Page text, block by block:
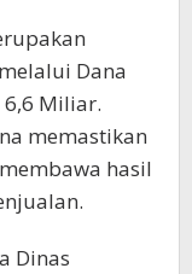
Dana
6,6 Miliar.
memastikan
hasil
Dinas